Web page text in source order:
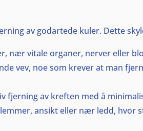
av godartede kuler. Dette
nær vitale organer, nerver eller
vev, noe som krever at man
av kreften med å
ansikt eller nær ledd, hvor